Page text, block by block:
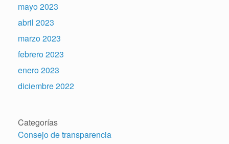
mayo 2023
abril 2023
marzo 2023
febrero 2023
enero 2023
diciembre 2022
Categorías
Consejo de transparencia